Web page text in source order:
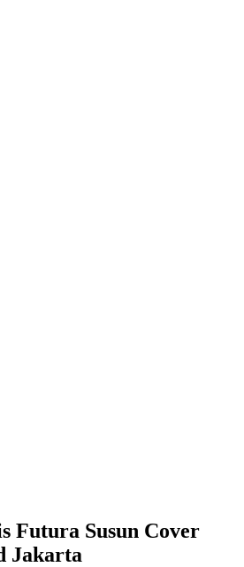
Futura Susun Cover
Jakarta